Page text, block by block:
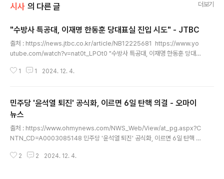
시사 의 다른 글 더보기
"수방사 특공대, 이재명 한동훈 당대표실 진입 시도" - JTBC
출처 : https://news.jtbc.co.kr/article/NB12225681 https://www.yo
utube.com/watch?v=nat0t_LPOt0 "수방사 특공대, 이재명 한동훈 당대표
자 [앵커] 국회에 나가있는 취재 기자 연결하겠습니다. 구혜진 기자, 지금 국회
고 있습니다. 계엄을 해제하면 즉각 국회에 통보되어야 하는데, 국회에 아직 통
보가 안 된 상황에 대해서도 촉각을 곤두세우고 있습니다. 우원식 국회의장도
당분간 공관으로 퇴근하지 않..
1 1 2024. 12. 4.
민주당 '윤석열 퇴진' 공식화, 이르면 6일 탄핵 의결 - 오마이
뉴스
출처 : https://www.ohmynews.com/NWS_Web/View/at_pg.aspx?C
NTN_CD=A0003085148 민주당 '윤석열 퇴진' 공식화, 이르면 6일 탄핵 의
탄핵"24.12.04 07:38 l 최종 업데이트 24.12.04 07:47 l 조혜지(hyezi12
2 2 2024. 12. 4.